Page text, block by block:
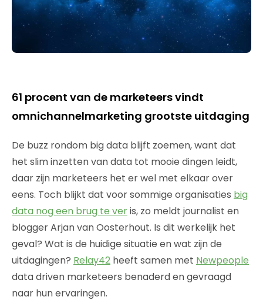
61 procent van de marketeers vindt
omnichannelmarketing grootste uitdaging
De buzz rondom big data blijft zoemen, want dat
het slim inzetten van data tot mooie dingen leidt,
daar zijn marketeers het er wel met elkaar over
eens. Toch blijkt dat voor sommige organisaties big
data nog een brug te veris, zo meldt journalist en
blogger Arjan van Oosterhout. Is dit werkelijk het
geval? Wat is de huidige situatie en wat zijn de
uitdagingen? Relay42 heeft samen met Newpeople
data driven marketeers benaderd en gevraagd
naar hun ervaringen.